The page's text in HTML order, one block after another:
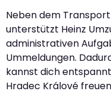
Neben dem
unterstützt Heinz
administrativen
Ummeldungen.
kannst dich
Hradec Králové